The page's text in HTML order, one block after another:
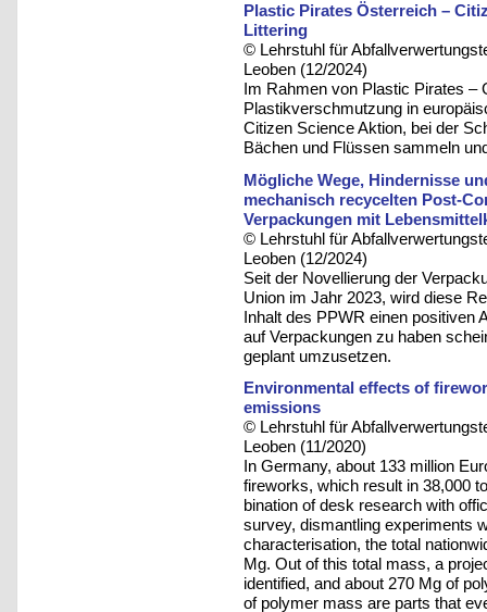
Plastic Pirates Österreich –
Littering
© Lehrstuhl für
Leoben (12/2024)
Im Rahmen von Plastic Pirates –
Plastikverschmutzung in
Citizen Science Aktion, bei der
Bächen und Flüssen sammeln
Mögliche Wege, Hindernisse
mechanisch recycelten Post-
Verpackungen mit
© Lehrstuhl für
Leoben (12/2024)
Seit der Novellierung der
Union im Jahr 2023, wird diese
Inhalt des PPWR einen positiven
auf Verpackungen zu haben
geplant umzusetzen.
Environmental effects of
emissions
© Lehrstuhl für
Leoben (11/2020)
In Germany, about 133 million
fireworks, which result in 38,000
bination of desk research with
survey, dismantling experiments
characterisation, the total
Mg. Out of this total mass, a
identified, and about 270 Mg of
of polymer mass are parts that